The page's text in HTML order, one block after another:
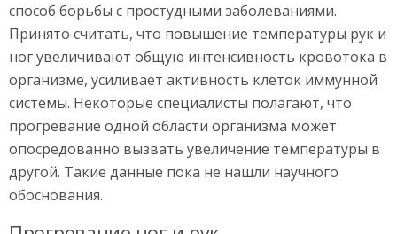
способ борьбы с простудными заболеваниями.
Принято считать, что повышение температуры рук и
ног увеличивают общую интенсивность кровотока в
организме, усиливает активность клеток иммунной
системы. Некоторые специалисты полагают, что
прогревание одной области организма может
опосредованно вызвать увеличение температуры в
другой. Такие данные пока не нашли научного
обоснования.